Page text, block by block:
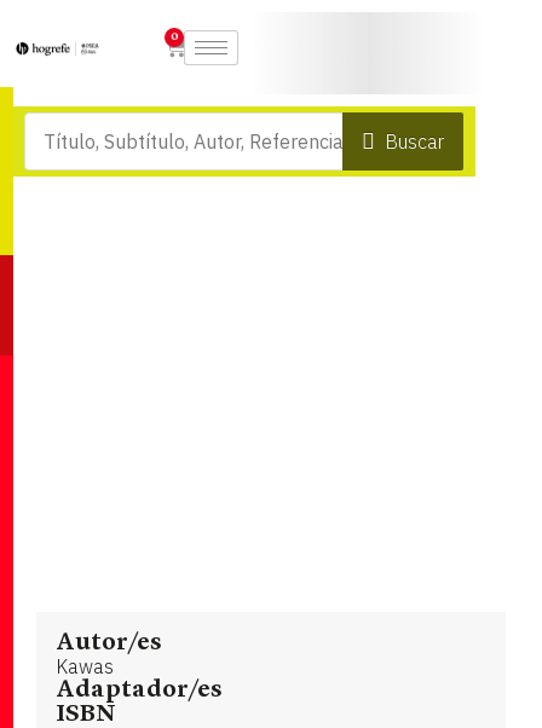
0
Buscar
Autor/es
Kawas
Adaptador/es
ISBN